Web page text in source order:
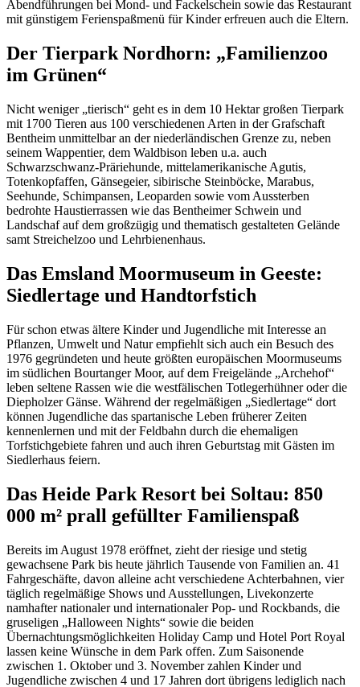
Abendführungen bei Mond- und Fackelschein sowie das Restaurant
mit günstigem Ferienspaßmenü für Kinder erfreuen auch die Eltern.
Der Tierpark Nordhorn: „Familienzoo
im Grünen“
Nicht weniger „tierisch“ geht es in dem 10 Hektar großen Tierpark
mit 1700 Tieren aus 100 verschiedenen Arten in der Grafschaft
Bentheim unmittelbar an der niederländischen Grenze zu, neben
seinem Wappentier, dem Waldbison leben u.a. auch
Schwarzschwanz-Präriehunde, mittelamerikanische Agutis,
Totenkopfaffen, Gänsegeier, sibirische Steinböcke, Marabus,
Seehunde, Schimpansen, Leoparden sowie vom Aussterben
bedrohte Haustierrassen wie das Bentheimer Schwein und
Landschaf auf dem großzügig und thematisch gestalteten Gelände
samt Streichelzoo und Lehrbienenhaus.
Das Emsland Moormuseum in Geeste:
Siedlertage und Handtorfstich
Für schon etwas ältere Kinder und Jugendliche mit Interesse an
Pflanzen, Umwelt und Natur empfiehlt sich auch ein Besuch des
1976 gegründeten und heute größten europäischen Moormuseums
im südlichen Bourtanger Moor, auf dem Freigelände „Archehof“
leben seltene Rassen wie die westfälischen Totlegerhühner oder die
Diepholzer Gänse. Während der regelmäßigen „Siedlertage“ dort
können Jugendliche das spartanische Leben früherer Zeiten
kennenlernen und mit der Feldbahn durch die ehemaligen
Torfstichgebiete fahren und auch ihren Geburtstag mit Gästen im
Siedlerhaus feiern.
Das Heide Park Resort bei Soltau: 850
000 m² prall gefüllter Familienspaß
Bereits im August 1978 eröffnet, zieht der riesige und stetig
gewachsene Park bis heute jährlich Tausende von Familien an. 41
Fahrgeschäfte, davon alleine acht verschiedene Achterbahnen, vier
täglich regelmäßige Shows und Ausstellungen, Livekonzerte
namhafter nationaler und internationaler Pop- und Rockbands, die
gruseligen „Halloween Nights“ sowie die beiden
Übernachtungsmöglichkeiten Holiday Camp und Hotel Port Royal
lassen keine Wünsche in dem Park offen. Zum Saisonende
zwischen 1. Oktober und 3. November zahlen Kinder und
Jugendliche zwischen 4 und 17 Jahren dort übrigens lediglich nach